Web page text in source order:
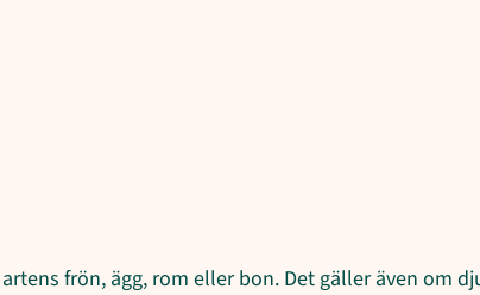
frön, ägg, rom eller bon. Det gäller även om